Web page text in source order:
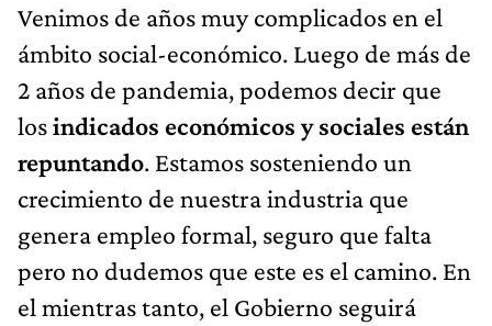
Venimos de años muy complicados en el
ámbito social-económico. Luego de más de
2 años de pandemia, podemos decir que
losindicados económicos y sociales están
repuntando. Estamos sosteniendo un
crecimiento de nuestra industria que
genera empleo formal, seguro que falta
pero no dudemos que este es el camino. En
el mientras tanto, el Gobierno seguirá